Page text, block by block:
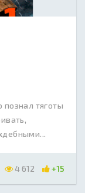
познал тяготы
4 612 +15